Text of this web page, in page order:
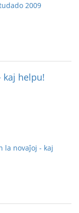
2009
kaj helpu!
la novaĵoj - kaj